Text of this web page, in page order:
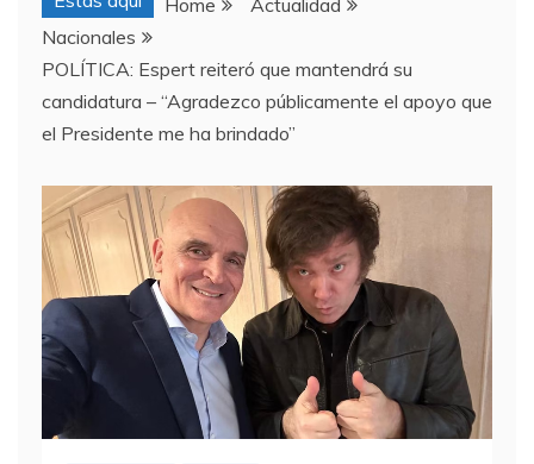
Home
Actualidad
Nacionales
POLÍTICA: Espert reiteró que mantendrá su
candidatura – “Agradezco públicamente el apoyo que
el Presidente me ha brindado”